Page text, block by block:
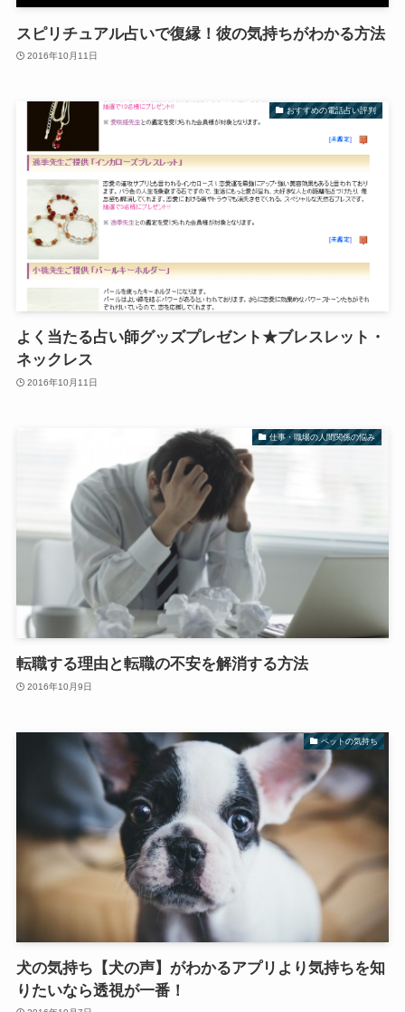
スピリチュアル占いで復縁！彼の気持ちがわかる方法
2016年10月11日
おすすめの電話占い評判
よく当たる占い師グッズプレゼント★ブレスレット・
ネックレス
2016年10月11日
仕事・職場の人間関係の悩み
転職する理由と転職の不安を解消する方法
2016年10月9日
ペットの気持ち
犬の気持ち【犬の声】がわかるアプリより気持ちを知
りたいなら透視が一番！